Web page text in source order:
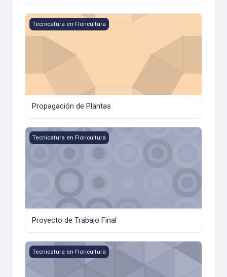
Propagación de Plantas
Tecnicatura en Floricultura
Propagación de Plantas
Proyecto de Trabajo Final
Tecnicatura en Floricultura
Proyecto de Trabajo Final
Química Biológica
Tecnicatura en Floricultura